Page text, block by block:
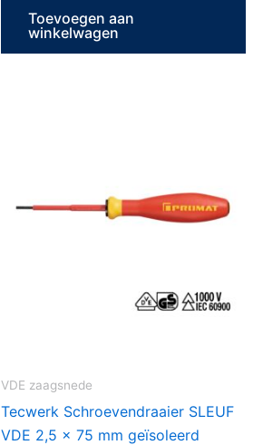
Toevoegen aan
winkelwagen
VDE zaagsnede
Tecwerk Schroevendraaier SLEUF
VDE 2,5 x 75 mm geïsoleerd